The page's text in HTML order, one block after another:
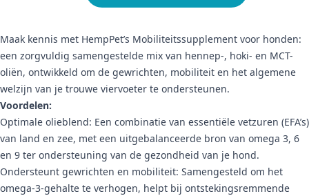
Maak kennis met HempPet’s Mobiliteitssupplement voor honden:
een zorgvuldig samengestelde mix van hennep-, hoki- en MCT-
oliën, ontwikkeld om de gewrichten, mobiliteit en het algemene
welzijn van je trouwe viervoeter te ondersteunen.
Voordelen:
Optimale olieblend: Een combinatie van essentiële vetzuren (EFA’s)
van land en zee, met een uitgebalanceerde bron van omega 3, 6
en 9 ter ondersteuning van de gezondheid van je hond.
Ondersteunt gewrichten en mobiliteit: Samengesteld om het
omega-3-gehalte te verhogen, helpt bij ontstekingsremmende